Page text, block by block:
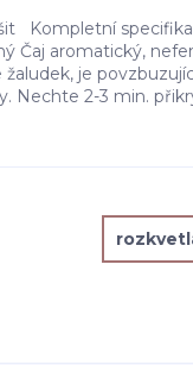
Kompletní
Čaj aromatický,
je
Nechte 2-3 min.